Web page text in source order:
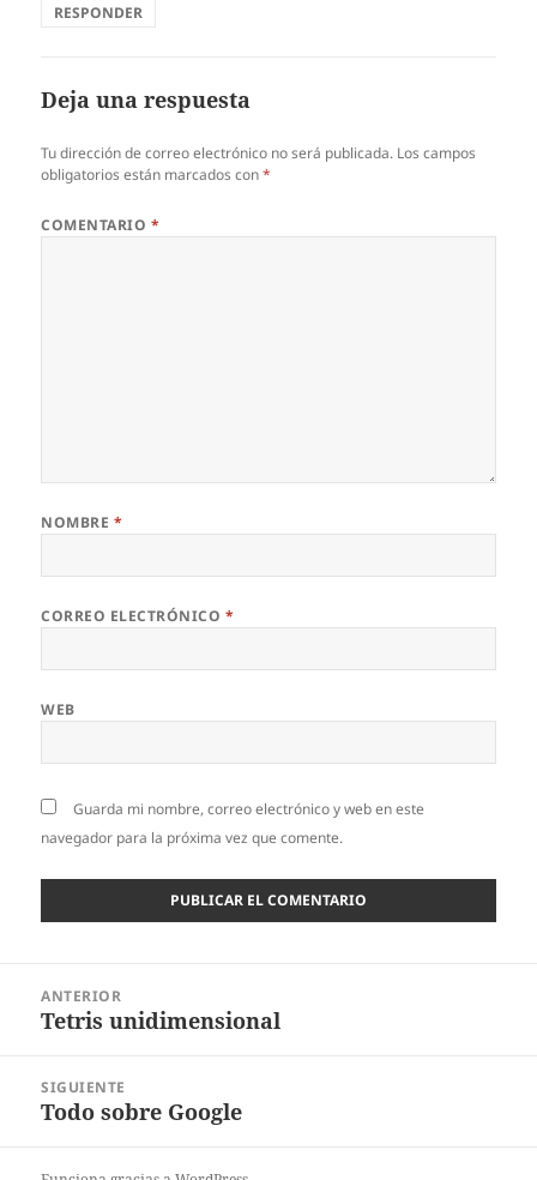
RESPONDER
Deja una respuesta
Tu dirección de correo electrónico no será publicada. Los campos
obligatorios están marcados con*
COMENTARIO *
NOMBRE *
CORREO ELECTRÓNICO *
WEB
Guarda mi nombre, correo electrónico y web en este
navegador para la próxima vez que comente.
entradas
ANTERIOR
Entrada
Tetris unidimensional
SIGUIENTE
Entrada
Todo sobre Google